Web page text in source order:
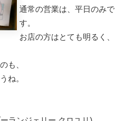
通常の営業は、平日のみで
す。
お店の方はとても明るく、
も、
ね。